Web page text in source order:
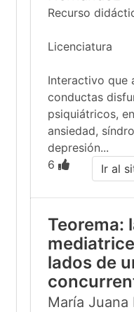
Recurso
Licenciatura
Interactivo que
conductas
psiquiátricos,
ansiedad,
depresión...
6
Ir al
Teorema:
lados de
María Juana